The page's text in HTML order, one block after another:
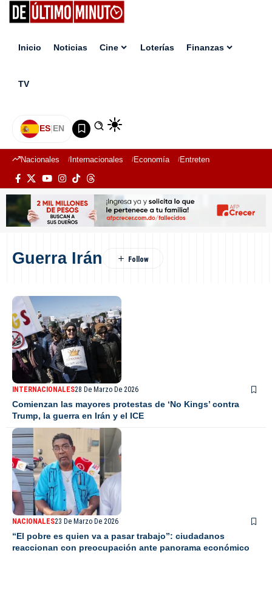
Inicio Noticias Cine Loterías Finanzas
TV
ES|EN
Nacionales Internacionales Economía Entretenimiento
Guerra Irán
INTERNACIONALES28 De Marzo De 2026
Comienzan las mayores protestas de ‘No Kings’ contra
Trump, la guerra en Irán y el ICE
NACIONALES23 De Marzo De 2026
“El pobre es quien va a pasar trabajo”: ciudadanos
reaccionan con preocupación ante panorama económico